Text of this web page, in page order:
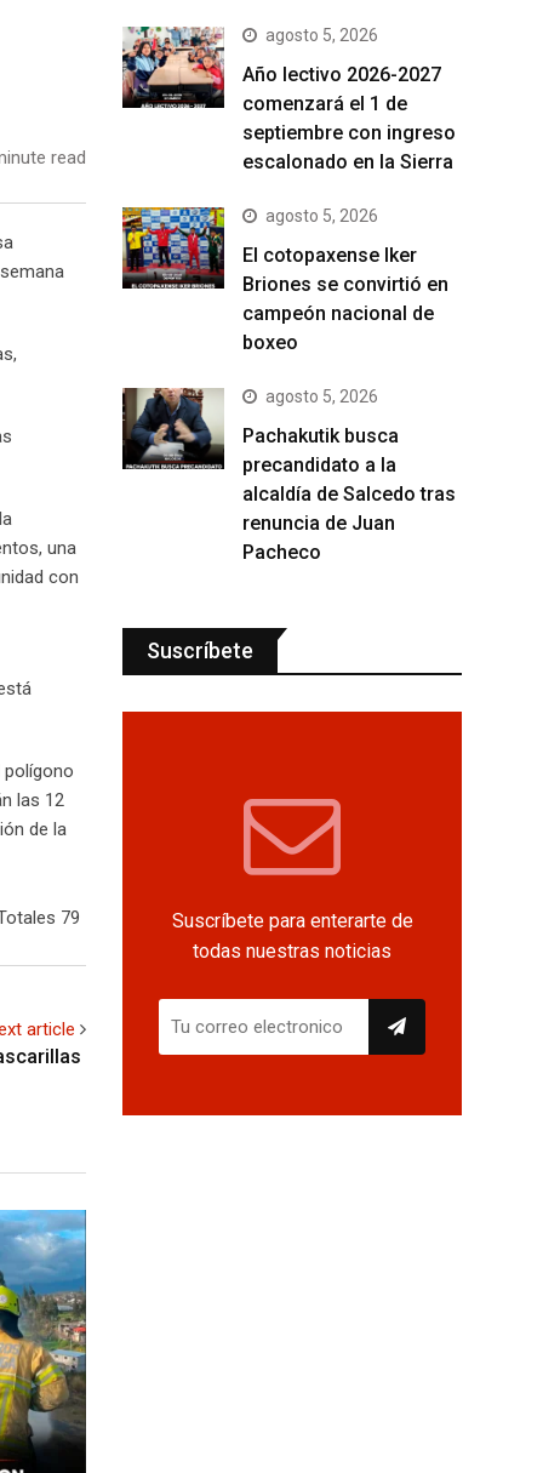
read
una
con
polígono
las 12
de la
79
article
agosto 5, 2026
Año lectivo 2026-2027
comenzará el 1 de
septiembre con ingreso
escalonado en la Sierra
agosto 5, 2026
El cotopaxense Iker
Briones se convirtió en
campeón nacional de
boxeo
agosto 5, 2026
Pachakutik busca
precandidato a la
alcaldía de Salcedo tras
renuncia de Juan
Pacheco
Suscríbete
Suscríbete para enterarte de
todas nuestras noticias